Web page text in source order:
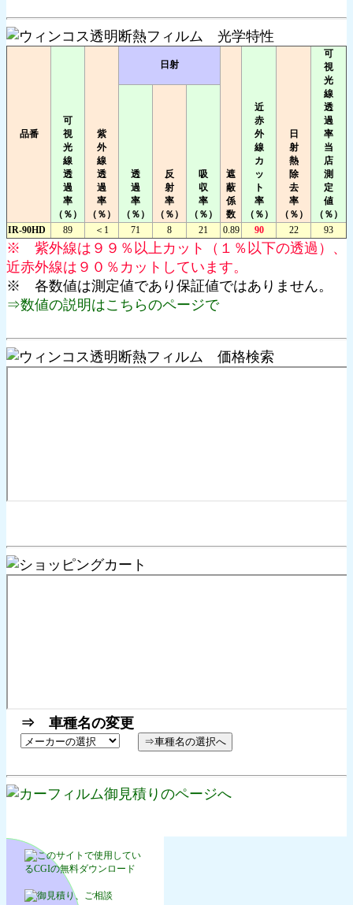
品番
可
視
光
線
透
過
率
（％）
紫
外
線
透
過
率
（％）
日射
遮
蔽
係
数
近
赤
外
線
カ
ッ
ト
率
（％）
日
射
熱
除
去
率
（％）
可
視
光
線
透
過
率
当
店
測
定
値
（％）
透
過
率
（％）
反
射
率
（％）
吸
収
率
（％）
IR-90HD
89 ＜1 71 8 21 0.89 90 22 93
※ 紫外線は９９％以上カット（１％以下の透過）、
近赤外線は９０％カットしています。
※ 各数値は測定値であり保証値ではありません。
⇒数値の説明はこちらのページで
⇒ 車種名の変更